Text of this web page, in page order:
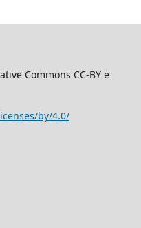
Commons CC-BY e
by/4.0/